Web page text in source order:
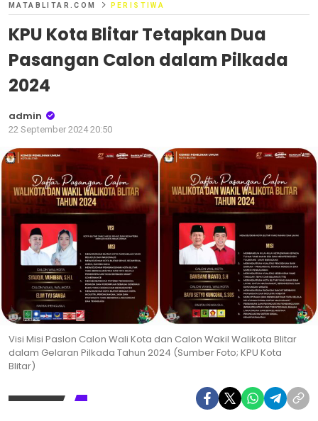
MATABLITAR.COM PERISTIWA
KPU Kota Blitar Tetapkan Dua
Pasangan Calon dalam Pilkada
2024
admin
22 September 2024 20:50
Visi Misi Paslon Calon Wali Kota dan Calon Wakil Walikota Blitar
dalam Gelaran Pilkada Tahun 2024 (Sumber Foto; KPU Kota
Blitar)